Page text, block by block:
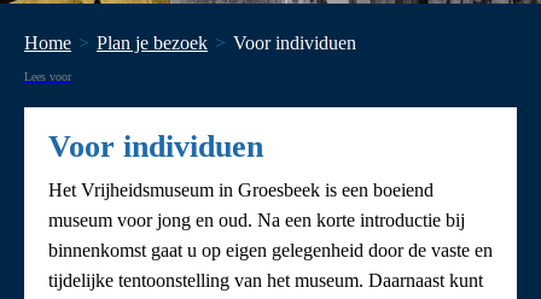
Home Plan je bezoek Voor individuen
Lees voor
Voor individuen
Het Vrijheidsmuseum in Groesbeek is een boeiend
museum voor jong en oud. Na een korte introductie bij
binnenkomst gaat u op eigen gelegenheid door de vaste en
tijdelijke tentoonstelling van het museum. Daarnaast kunt